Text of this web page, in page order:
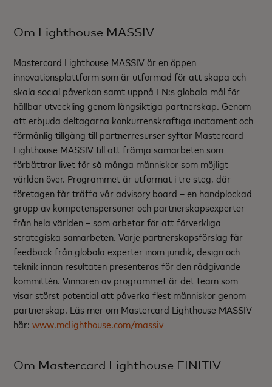
Om Lighthouse MASSIV
Mastercard Lighthouse MASSIV är en öppen
innovationsplattform som är utformad för att skapa och
skala social påverkan samt uppnå FN:s globala mål för
hållbar utveckling genom långsiktiga partnerskap. Genom
att erbjuda deltagarna konkurrenskraftiga incitament och
förmånlig tillgång till partnerresurser syftar Mastercard
Lighthouse MASSIV till att främja samarbeten som
förbättrar livet för så många människor som möjligt
världen över. Programmet är utformat i tre steg, där
företagen får träffa vår advisory board – en handplockad
grupp av kompetenspersoner och partnerskapsexperter
från hela världen – som arbetar för att förverkliga
strategiska samarbeten. Varje partnerskapsförslag får
feedback från globala experter inom juridik, design och
teknik innan resultaten presenteras för den rådgivande
kommittén. Vinnaren av programmet är det team som
visar störst potential att påverka flest människor genom
partnerskap. Läs mer om Mastercard Lighthouse MASSIV
här:www.mclighthouse.com/massiv
Om Mastercard Lighthouse FINITIV